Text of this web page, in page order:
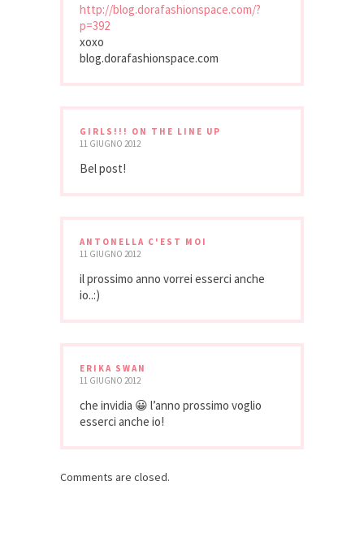
http://blog.dorafashionspace.com/?
p=392
xoxo
blog.dorafashionspace.com
GIRLS!!! ON THE LINE UP
11 GIUGNO 2012
Bel post!
ANTONELLA C'EST MOI
11 GIUGNO 2012
il prossimo anno vorrei esserci anche
io..:)
ERIKA SWAN
11 GIUGNO 2012
che invidia 😀 l’anno prossimo voglio
esserci anche io!
Comments are closed.